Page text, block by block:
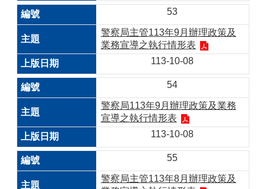
53
警察局主管113年9月辦理政策及
業務宣導之執行情形表
113-10-08
54
警察局113年9月辦理政策及業務
宣導之執行情形表
113-10-08
55
警察局主管113年8月辦理政策及